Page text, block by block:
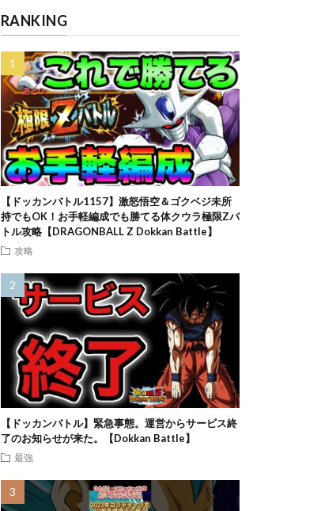
RANKING
【ドッカンバトル1157】激怒悟空＆ゴクベジ未所
持でもOK！お手軽編成でも勝てる体クウラ極限Zバ
トル攻略【DRAGONBALL Z Dokkan Battle】
攻略
【ドッカンバトル】緊急事態。運営からサービス終
了のお知らせが来た。【Dokkan Battle】
最強